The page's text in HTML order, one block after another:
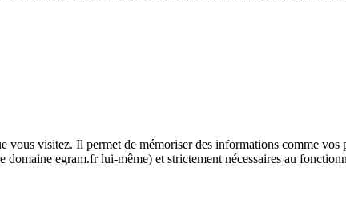
visitez. Il permet de mémoriser des informations comme
domaine egram.fr lui-même) et strictement nécessaires au